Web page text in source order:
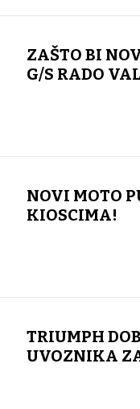
ZAŠTO BI
G/S RADO
NOVI MOTO
KIOSCIMA!
TRIUMPH
UVOZNIKA